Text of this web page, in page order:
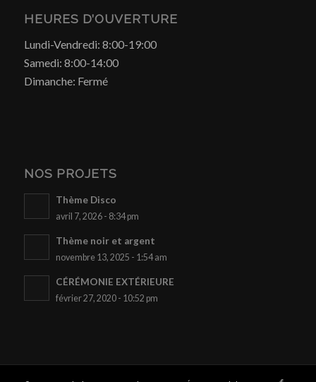
HEURES D’OUVERTURE
Lundi-Vendredi: 8:00-19:00
Samedi: 8:00-14:00
Dimanche: Fermé
NOS PROJETS
Thème Disco
avril 7, 2026 - 8:34 pm
Thème noir et argent
novembre 13, 2025 - 1:54 am
CÉRÉMONIE EXTÉRIEURE
février 27, 2020 - 10:52 pm